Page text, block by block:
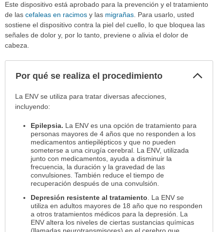
Este dispositivo está aprobado para la prevención y el tratamiento
de las cefaleas en racimos y las migrañas. Para usarlo, usted
sostiene el dispositivo contra la piel del cuello, lo que bloquea las
señales de dolor y, por lo tanto, previene o alivia el dolor de
cabeza.
Por qué se realiza el procedimiento
Por
qué
realiza
procedimiento
extendido.
La ENV se utiliza para tratar diversas afecciones,
incluyendo:
Epilepsia. La ENV es una opción de tratamiento para
personas mayores de 4 años que no responden a los
medicamentos antiepilépticos y que no pueden
someterse a una cirugía cerebral. La ENV, utilizada
junto con medicamentos, ayuda a disminuir la
frecuencia, la duración y la gravedad de las
convulsiones. También reduce el tiempo de
recuperación después de una convulsión.
Depresión resistente al tratamiento. La ENV se
utiliza en adultos mayores de 18 año que no responden
a otros tratamientos médicos para la depresión. La
ENV altera los niveles de ciertas sustancias químicas